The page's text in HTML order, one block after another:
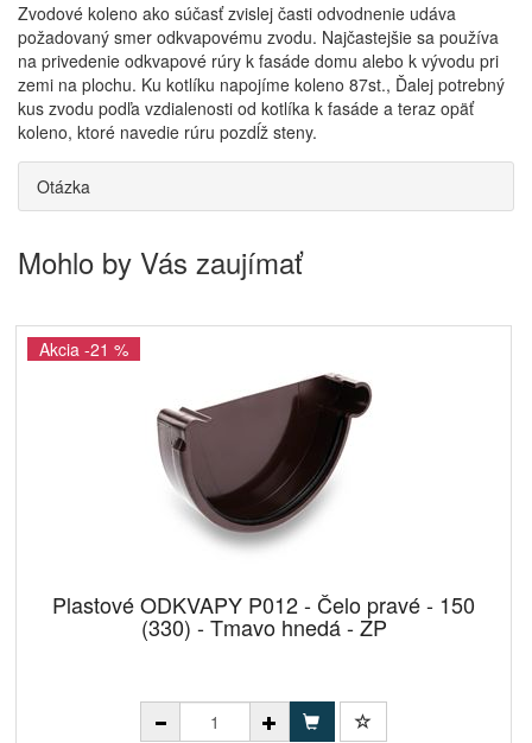
Zvodové koleno ako súčasť zvislej časti odvodnenie udáva
požadovaný smer odkvapovému zvodu. Najčastejšie sa používa
na privedenie odkvapové rúry k fasáde domu alebo k vývodu pri
zemi na plochu. Ku kotlíku napojíme koleno 87st., Ďalej potrebný
kus zvodu podľa vzdialenosti od kotlíka k fasáde a teraz opäť
koleno, ktoré navedie rúru pozdĺž steny.
Otázka
Mohlo by Vás zaujímať
Akcia -21 %
Plastové ODKVAPY P012 - Čelo pravé - 150
(330) - Tmavo hnedá - ZP